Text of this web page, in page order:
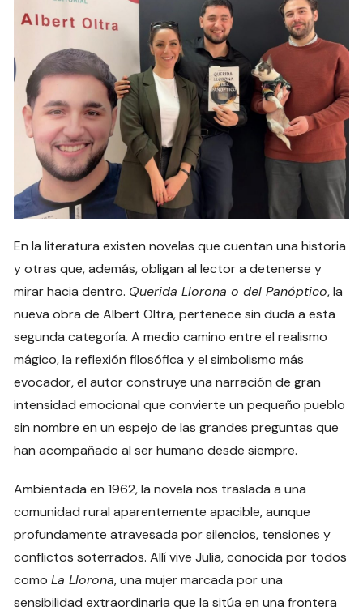
En la literatura existen novelas que cuentan una historia
y otras que, además, obligan al lector a detenerse y
mirar hacia dentro. Querida Llorona o del Panóptico, la
nueva obra de Albert Oltra, pertenece sin duda a esta
segunda categoría. A medio camino entre el realismo
mágico, la reflexión filosófica y el simbolismo más
evocador, el autor construye una narración de gran
intensidad emocional que convierte un pequeño pueblo
sin nombre en un espejo de las grandes preguntas que
han acompañado al ser humano desde siempre.
Ambientada en 1962, la novela nos traslada a una
comunidad rural aparentemente apacible, aunque
profundamente atravesada por silencios, tensiones y
conflictos soterrados. Allí vive Julia, conocida por todos
comoLa Llorona, una mujer marcada por una
sensibilidad extraordinaria que la sitúa en una frontera